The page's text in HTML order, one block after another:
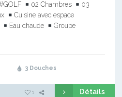
02 Chambres
03
Cuisine avec espace
Eau chaude
Groupe
3 Douches
1 Détails